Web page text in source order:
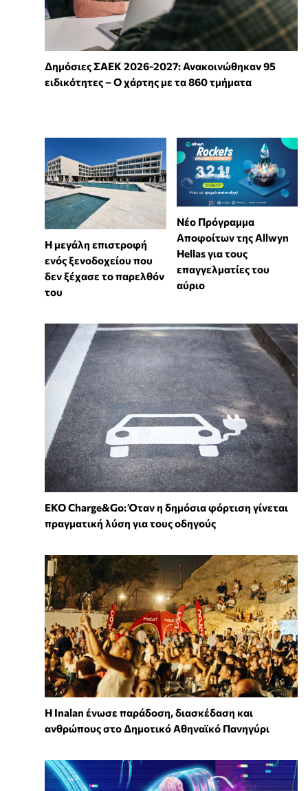
Δημόσιες ΣΑΕΚ 2026-2027: Ανακοινώθηκαν 95
ειδικότητες – Ο χάρτης με τα 860 τμήματα
Η μεγάλη επιστροφή
ενός ξενοδοχείου που
δεν ξέχασε το παρελθόν
του
Νέο Πρόγραμμα
Αποφοίτων της Allwyn
Hellas για τους
επαγγελματίες του
αύριο
EKO Charge&Go: Όταν η δημόσια φόρτιση γίνεται
πραγματική λύση για τους οδηγούς
Η Inalan ένωσε παράδοση, διασκέδαση και
ανθρώπους στο Δημοτικό Αθηναϊκό Πανηγύρι